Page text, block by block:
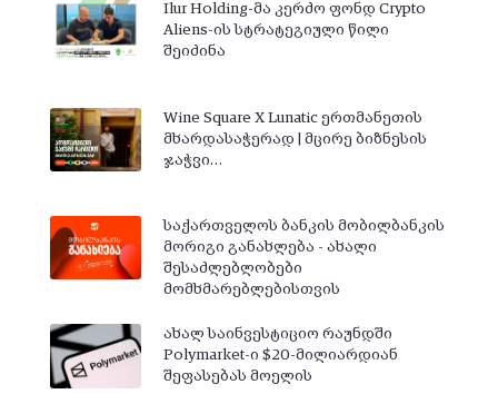
Ilur Holding-მა კერძო ფონდ Crypto
Aliens-ის სტრატეგიული წილი
შეიძინა
Wine Square X Lunatic ერთმანეთის
მხარდასაჭერად | მცირე ბიზნესის
ჯაჭვი…
საქართველოს ბანკის მობილბანკის
მორიგი განახლება - ახალი
შესაძლებლობები
მომხმარებლებისთვის
ახალ საინვესტიციო რაუნდში
Polymarket-ი $20-მილიარდიან
შეფასებას მოელის